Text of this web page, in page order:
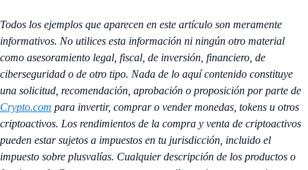
Todos los ejemplos que aparecen en este artículo son meramente
informativos. No utilices esta información ni ningún otro material
como asesoramiento legal, fiscal, de inversión, financiero, de
ciberseguridad o de otro tipo. Nada de lo aquí contenido constituye
una solicitud, recomendación, aprobación o proposición por parte de
Crypto.com para invertir, comprar o vender monedas, tokens u otros
criptoactivos. Los rendimientos de la compra y venta de criptoactivos
pueden estar sujetos a impuestos en tu jurisdicción, incluido el
impuesto sobre plusvalías. Cualquier descripción de los productos o